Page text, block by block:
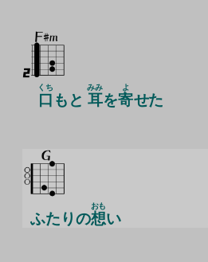
口
くち
もと 耳
みみ
を寄
よ
せた
ふたりの想
おも
い